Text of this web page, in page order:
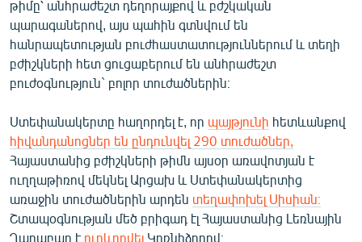
Русский
ՀԵՏԵՎԵՔ ՄԵԶ
«Ազատության» բոլոր կայքերը
թիմը՝ անհրաժեշտ դեղորայքով և բժշկական
պարագաներով, այս պահին գտնվում են
հանրապետության բուժհաստատություններում և տեղի
բժիշկների հետ ցուցաբերում են անհրաժեշտ
բուժօգնություն` բոլոր տուժածներին։
Ստեփանակերտը հաղորդել է, որ պայթյունի հետևանքով
հիվանդանոցներ են ընդունվել 290 տուժածներ,
Հայաստանից բժիշկների թիմն այսօր առավոտյան է
ուղղաթիռով մեկնել Արցախ և Ստեփանակերտից
առաջին տուժածներին արդեն տեղափոխել Սիսիան։
Շտապօգնության մեծ բրիգադ էլ Հայաստանից Լեռնային
Ղարաբաղ է ուղևորվել Կոռնիձորով։